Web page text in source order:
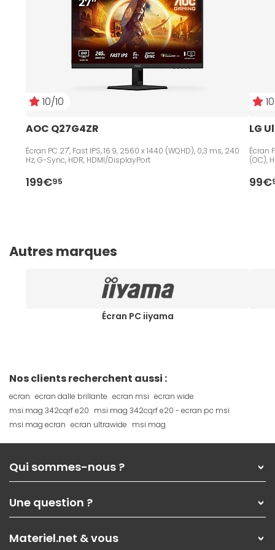
10/10
AOC Q27G4ZR
Écran PC 27", Fast IPS, 16:9, 2560 x 1440 (WQHD), 0,3 ms, 240
Hz, G-Sync, HDR, HDMI/DisplayPort
199€95
LG
Écran
(OC),
99€
Autres marques
Écran PC iiyama
Nos clients recherchent aussi :
ecran ecran dalle brillante ecran msi ecran wide
msi mag 342cqrf e20 msi mag 342cqrf e20 - ecran pc msi
msi mag ecran ecran ultrawide msi mag
Qui sommes-nous ?
Nos services
Les magasins Materiel.net
Nos solutions pour les pros
Contactez-nous
Une question ?
Paiement, livraison
Materiel.net & vous